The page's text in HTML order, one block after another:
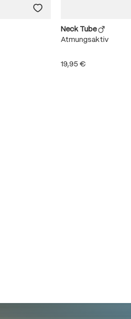
Neck Tube
Atmungsaktiv
19,95 €